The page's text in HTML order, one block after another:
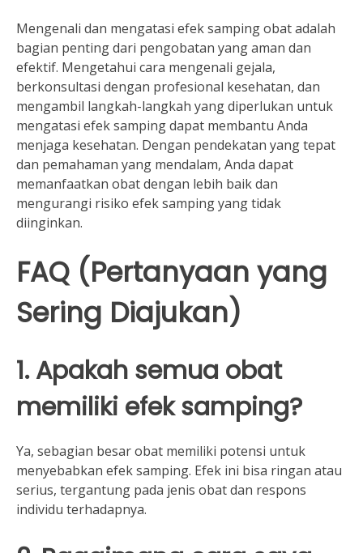
Mengenali dan mengatasi efek samping obat adalah
bagian penting dari pengobatan yang aman dan
efektif. Mengetahui cara mengenali gejala,
berkonsultasi dengan profesional kesehatan, dan
mengambil langkah-langkah yang diperlukan untuk
mengatasi efek samping dapat membantu Anda
menjaga kesehatan. Dengan pendekatan yang tepat
dan pemahaman yang mendalam, Anda dapat
memanfaatkan obat dengan lebih baik dan
mengurangi risiko efek samping yang tidak
diinginkan.
FAQ (Pertanyaan yang
Sering Diajukan)
1. Apakah semua obat
memiliki efek samping?
Ya, sebagian besar obat memiliki potensi untuk
menyebabkan efek samping. Efek ini bisa ringan atau
serius, tergantung pada jenis obat dan respons
individu terhadapnya.